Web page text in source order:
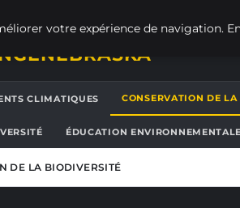
CLIMATIQUES CONSERVATION DE
ÉDUCATION ENVIRONNEMENTALE
DE LA BIODIVERSITÉ
votre expérience de navigation.